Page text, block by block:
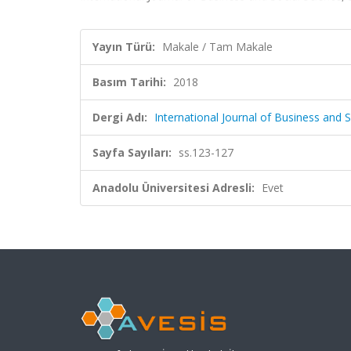
Yayın Türü: Makale / Tam Makale
Basım Tarihi: 2018
Dergi Adı: International Journal of Business and
Sayfa Sayıları: ss.123-127
Anadolu Üniversitesi Adresli: Evet